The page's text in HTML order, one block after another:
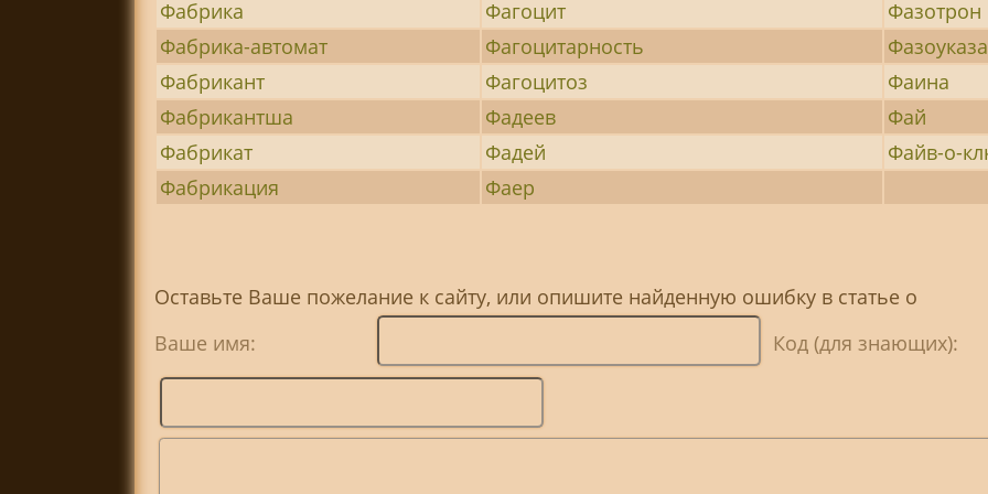
Фабрика
Фагоцит
Фазотрон
Фабрика-автомат
Фагоцитарность
Фабрикант
Фагоцитоз
Фаина
Фабрикантша
Фадеев
Фай
Фабрикат
Фадей
Файв-о-
Фабрикация
Фаер
Оставьте Ваше пожелание к сайту, или опишите найденную ошибку в статье о
Ваше имя:
Код (для знающих):